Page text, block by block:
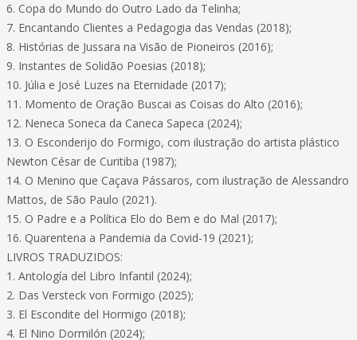
6. Copa do Mundo do Outro Lado da Telinha;
7. Encantando Clientes a Pedagogia das Vendas (2018);
8. Histórias de Jussara na Visão de Pioneiros (2016);
9. Instantes de Solidão Poesias (2018);
10. Júlia e José Luzes na Eternidade (2017);
11. Momento de Oração Buscai as Coisas do Alto (2016);
12. Neneca Soneca da Caneca Sapeca (2024);
13. O Esconderijo do Formigo, com ilustração do artista plástico
Newton César de Curitiba (1987);
14. O Menino que Caçava Pássaros, com ilustração de Alessandro
Mattos, de São Paulo (2021).
15. O Padre e a Política Elo do Bem e do Mal (2017);
16. Quarentena a Pandemia da Covid-19 (2021);
LIVROS TRADUZIDOS:
1. Antología del Libro Infantil (2024);
2. Das Versteck von Formigo (2025);
3. El Escondite del Hormigo (2018);
4. El Nino Dormilón (2024);